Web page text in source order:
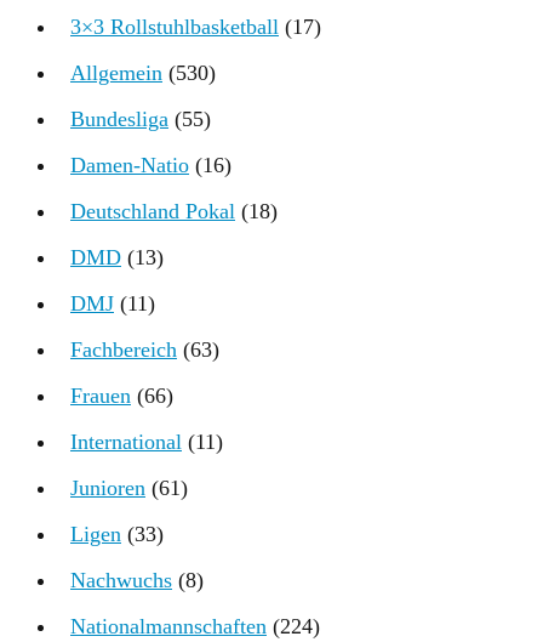
3×3 Rollstuhlbasketball (17)
Allgemein (530)
Bundesliga (55)
Damen-Natio (16)
Deutschland Pokal (18)
DMD (13)
DMJ (11)
Fachbereich (63)
Frauen (66)
International (11)
Junioren (61)
Ligen (33)
Nachwuchs (8)
Nationalmannschaften (224)